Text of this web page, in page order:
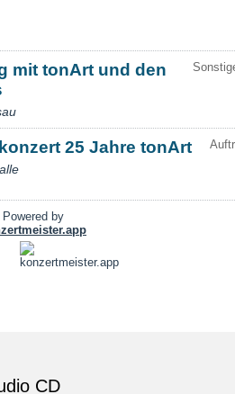
CD